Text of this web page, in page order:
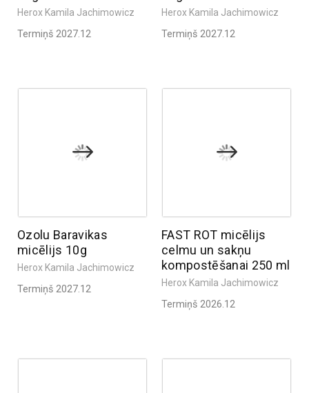
Herox Kamila Jachimowicz
Termiņš 2027.12
Herox Kamila Jachimowicz
Termiņš 2027.12
Ozolu Baravikas
micēlijs 10g
Herox Kamila Jachimowicz
Termiņš 2027.12
FAST ROT micēlijs
celmu un sakņu
kompostēšanai 250 ml
Herox Kamila Jachimowicz
Termiņš 2026.12